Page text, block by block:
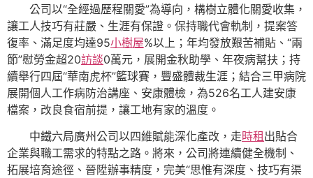
公司以“全經過歷程關愛”為導向，構樹立體化關愛收集，
讓工人技巧有莊嚴、生涯有保證。保持職代會軌制，提案答
復率、滿足度均達95小樹屋%以上；年均發放艱苦補貼、“兩
節”慰勞金超20訪談0萬元，展開金秋助學、年夜病幫扶；持
續舉行四屆“華南虎杯”籃球賽，豐盛體裁生涯；結合三甲病院
展開個人工作病防治講座、安康體檢，為526名工人建安康
檔案，改良食宿前提，讓工地有家的溫度。
中鐵六局廣州公司以四維賦能深化產改，走時租 出貼合
企業與職工需求的特點之路。將來，公司將連續健全機制、
拓展培育途徑、晉陞辦事精度，完美“思惟有深度、技巧有渠